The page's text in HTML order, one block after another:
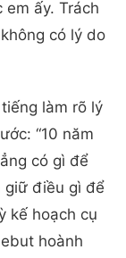
ấy. Trách
có lý do
làm rõ lý
“10 năm
có gì để
giữ điều gì để
kế hoạch cụ
hoành